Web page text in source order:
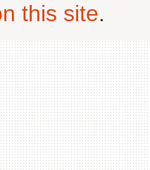
this site.